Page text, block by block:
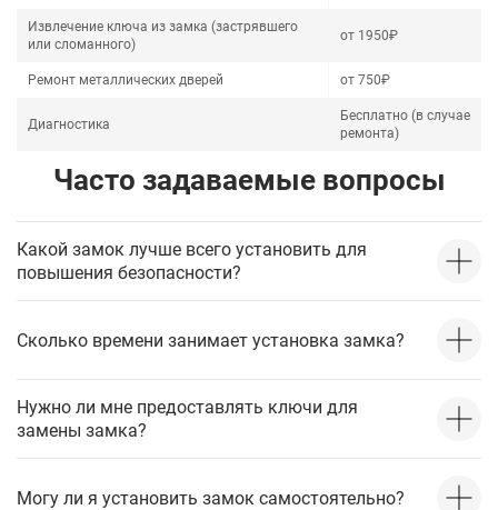
Извлечение ключа из замка (застрявшего
или сломанного)
от 1950₽
Ремонт металлических дверей от 750₽
Диагностика
Бесплатно (в случае
ремонта)
Часто задаваемые вопросы
Какой замок лучше всего установить для
повышения безопасности?
Сколько времени занимает установка замка?
Нужно ли мне предоставлять ключи для
замены замка?
Могу ли я установить замок самостоятельно?